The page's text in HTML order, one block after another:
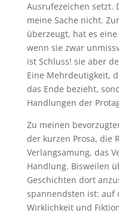
Ausrufezeichen setzt.
meine Sache nicht.
überzeugt, hat es
wenn sie zwar
ist Schluss! sie aber
Eine Mehrdeutigkeit,
das Ende bezieht,
Handlungen der
Zu meinen
der kurzen Prosa, die
Verlangsamung, das
Handlung. Bisweilen
Geschichten dort
spannendsten ist: auf
Wirklichkeit und